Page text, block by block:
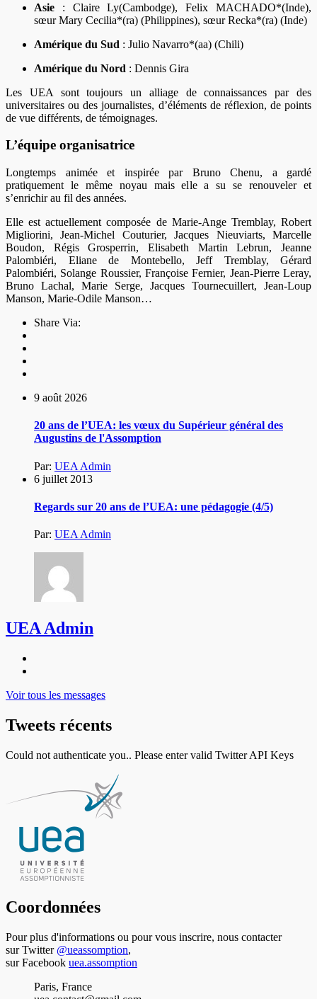
Asie : Claire Ly(Cambodge), Felix MACHADO*(Inde),
sœur Mary Cecilia*(ra) (Philippines), sœur Recka*(ra) (Inde)
Amérique du Sud : Julio Navarro*(aa) (Chili)
Amérique du Nord : Dennis Gira
Les UEA sont toujours un alliage de connaissances par des
universitaires ou des journalistes, d’éléments de réflexion, de points
de vue différents, de témoignages.
L’équipe organisatrice
Longtemps animée et inspirée par Bruno Chenu, a gardé
pratiquement le même noyau mais elle a su se renouveler et
s’enrichir au fil des années.
Elle est actuellement composée de Marie-Ange Tremblay, Robert
Migliorini, Jean-Michel Couturier, Jacques Nieuviarts, Marcelle
Boudon, Régis Grosperrin, Elisabeth Martin Lebrun, Jeanne
Palombiéri, Eliane de Montebello, Jeff Tremblay, Gérard
Palombiéri, Solange Roussier, Françoise Fernier, Jean-Pierre Leray,
Bruno Lachal, Marie Serge, Jacques Tournecuillert, Jean-Loup
Manson, Marie-Odile Manson…
Share Via:
9 août 2026
20 ans de l’UEA: les vœux du Supérieur général des
Augustins de l'Assomption
Par: UEA Admin
6 juillet 2013
Regards sur 20 ans de l’UEA: une pédagogie (4/5)
Par: UEA Admin
UEA Admin
Voir tous les messages
Tweets récents
Could not authenticate you.. Please enter valid Twitter API Keys
Coordonnées
Pour plus d'informations ou pour vous inscrire, nous contacter
sur Twitter @ueassomption,
sur Facebook uea.assomption
Paris, France